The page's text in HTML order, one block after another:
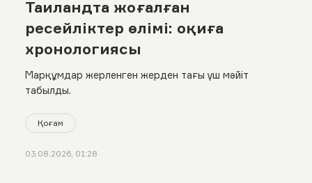
Таиландта жоғалған
ресейліктер өлімі: оқиға
хронологиясы
Марқұмдар жерленген жерден тағы үш мәйіт
табылды.
Қоғам
03.08.2026, 01:28